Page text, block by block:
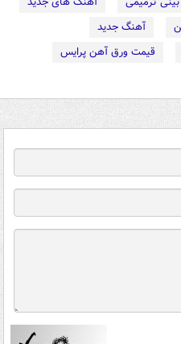
آهنگ جدید
قیمت ورق آهن پرایس